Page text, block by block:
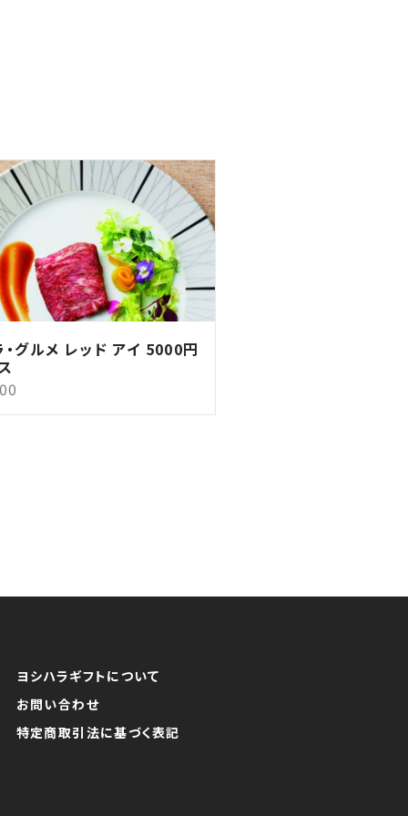
・グルメ レッド アイ 5000円
ヨシハラギフトについて
お問い合わせ
特定商取引法に基づく表記